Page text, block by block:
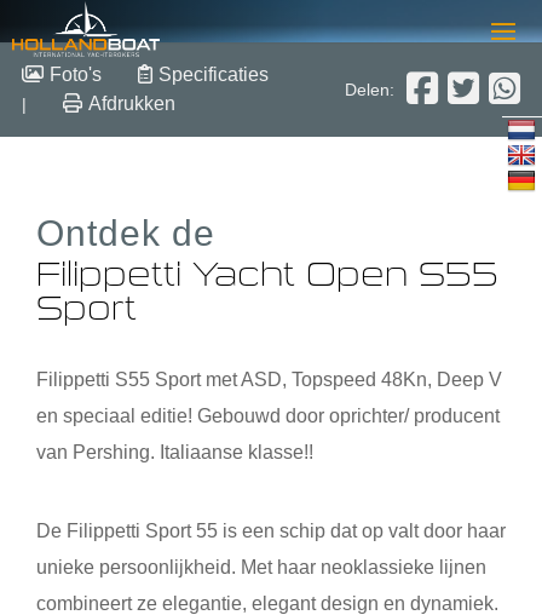
Filippetti Yacht Open S55
Sport
Overige
€ 1.958.200,- excl btw
Foto's Specificaties
| Afdrukken
Delen:
Ontdek de
Filippetti Yacht Open S55
Sport
Filippetti S55 Sport met ASD, Topspeed 48Kn, Deep V
en speciaal editie! Gebouwd door oprichter/ producent
van Pershing. Italiaanse klasse!!
De Filippetti Sport 55 is een schip dat op valt door haar
unieke persoonlijkheid. Met haar neoklassieke lijnen
combineert ze elegantie, elegant design en dynamiek.